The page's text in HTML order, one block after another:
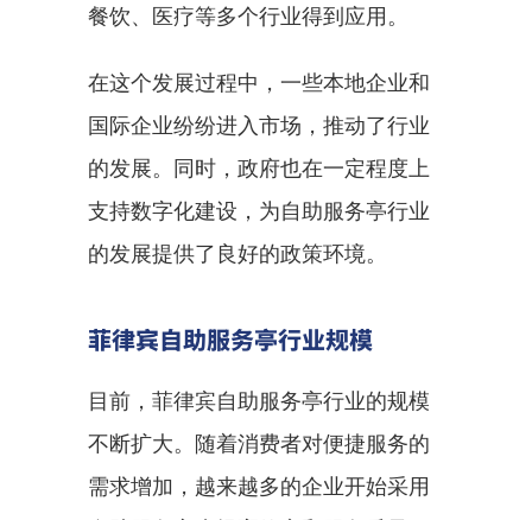
餐饮、医疗等多个行业得到应用。
在这个发展过程中，一些本地企业和
国际企业纷纷进入市场，推动了行业
的发展。同时，政府也在一定程度上
支持数字化建设，为自助服务亭行业
的发展提供了良好的政策环境。
菲律宾自助服务亭行业规模
目前，菲律宾自助服务亭行业的规模
不断扩大。随着消费者对便捷服务的
需求增加，越来越多的企业开始采用